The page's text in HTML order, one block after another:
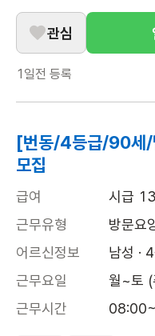
관심
1일전 등록
[번동/4등급/90세/
모집
급여
시급
근무유형
방문요
어르신정보
남성 ·
근무요일
월~토
근무시간